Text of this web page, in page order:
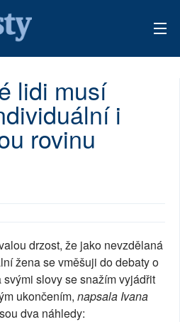
lidi musí
i
rovinu
drzost, že jako nevzdělaná
žena se vměšuji do debaty o
slovy se snažím vyjádřit
ukončením, napsala Ivana
dva náhledy: